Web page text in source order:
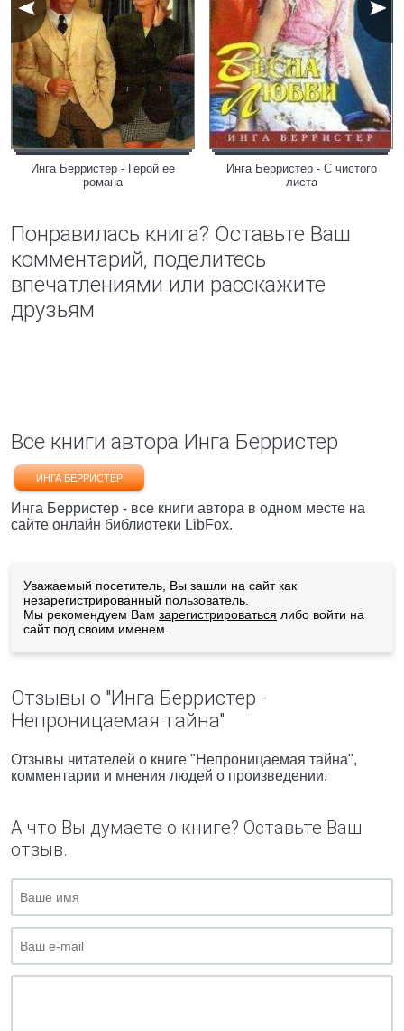
Инга Берристер - Герой ее
романа
Инга Берристер - С чистого
листа
Понравилась книга? Оставьте Ваш
комментарий, поделитесь
впечатлениями или расскажите
друзьям
Все книги автора Инга Берристер
ИНГА БЕРРИСТЕР
Инга Берристер - все книги автора в одном месте на
сайте онлайн библиотеки LibFox.
Уважаемый посетитель, Вы зашли на сайт как
незарегистрированный пользователь.
Мы рекомендуем Вам зарегистрироваться либо войти на
сайт под своим именем.
Отзывы о "Инга Берристер -
Непроницаемая тайна"
Отзывы читателей о книге "Непроницаемая тайна",
комментарии и мнения людей о произведении.
А что Вы думаете о книге? Оставьте Ваш
отзыв.